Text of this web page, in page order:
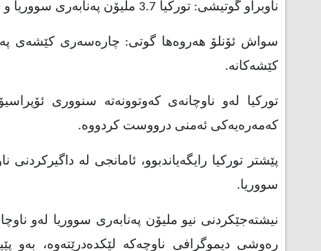
ناوبراو گوتیشی: توركیا 3.7 ملیۆن په‌نابه‌ری سووریا و 300هه‌زار په‌نابه‌ری دیكه‌ی له‌ خۆ گرتووه‌
سواش ئۆنلۆ هه‌روه‌ها گوتی: چاره‌سه‌ری كێشه‌ی
كێشه‌كانه‌.
توركیا له‌و ناوچانه‌ی كه‌وتوونه‌ته‌ سنووری
كه‌مه‌ره‌یه‌كی ئه‌منی درووست كردووه‌.
پێشتر توركیا رایگه‌یاندبوو، ئامانجی له‌
سووریا.
نیشته‌جێكردنی نیو ملیۆن په‌نابه‌ری سووریا له‌و
ره‌وشی دیموگرافی ناوچه‌كه‌ لێكده‌درێته‌وه‌، به‌و